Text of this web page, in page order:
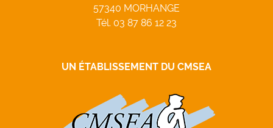
57340 MORHANGE
Tél. 03 87 86 12 23
UN ÉTABLISSEMENT DU CMSEA